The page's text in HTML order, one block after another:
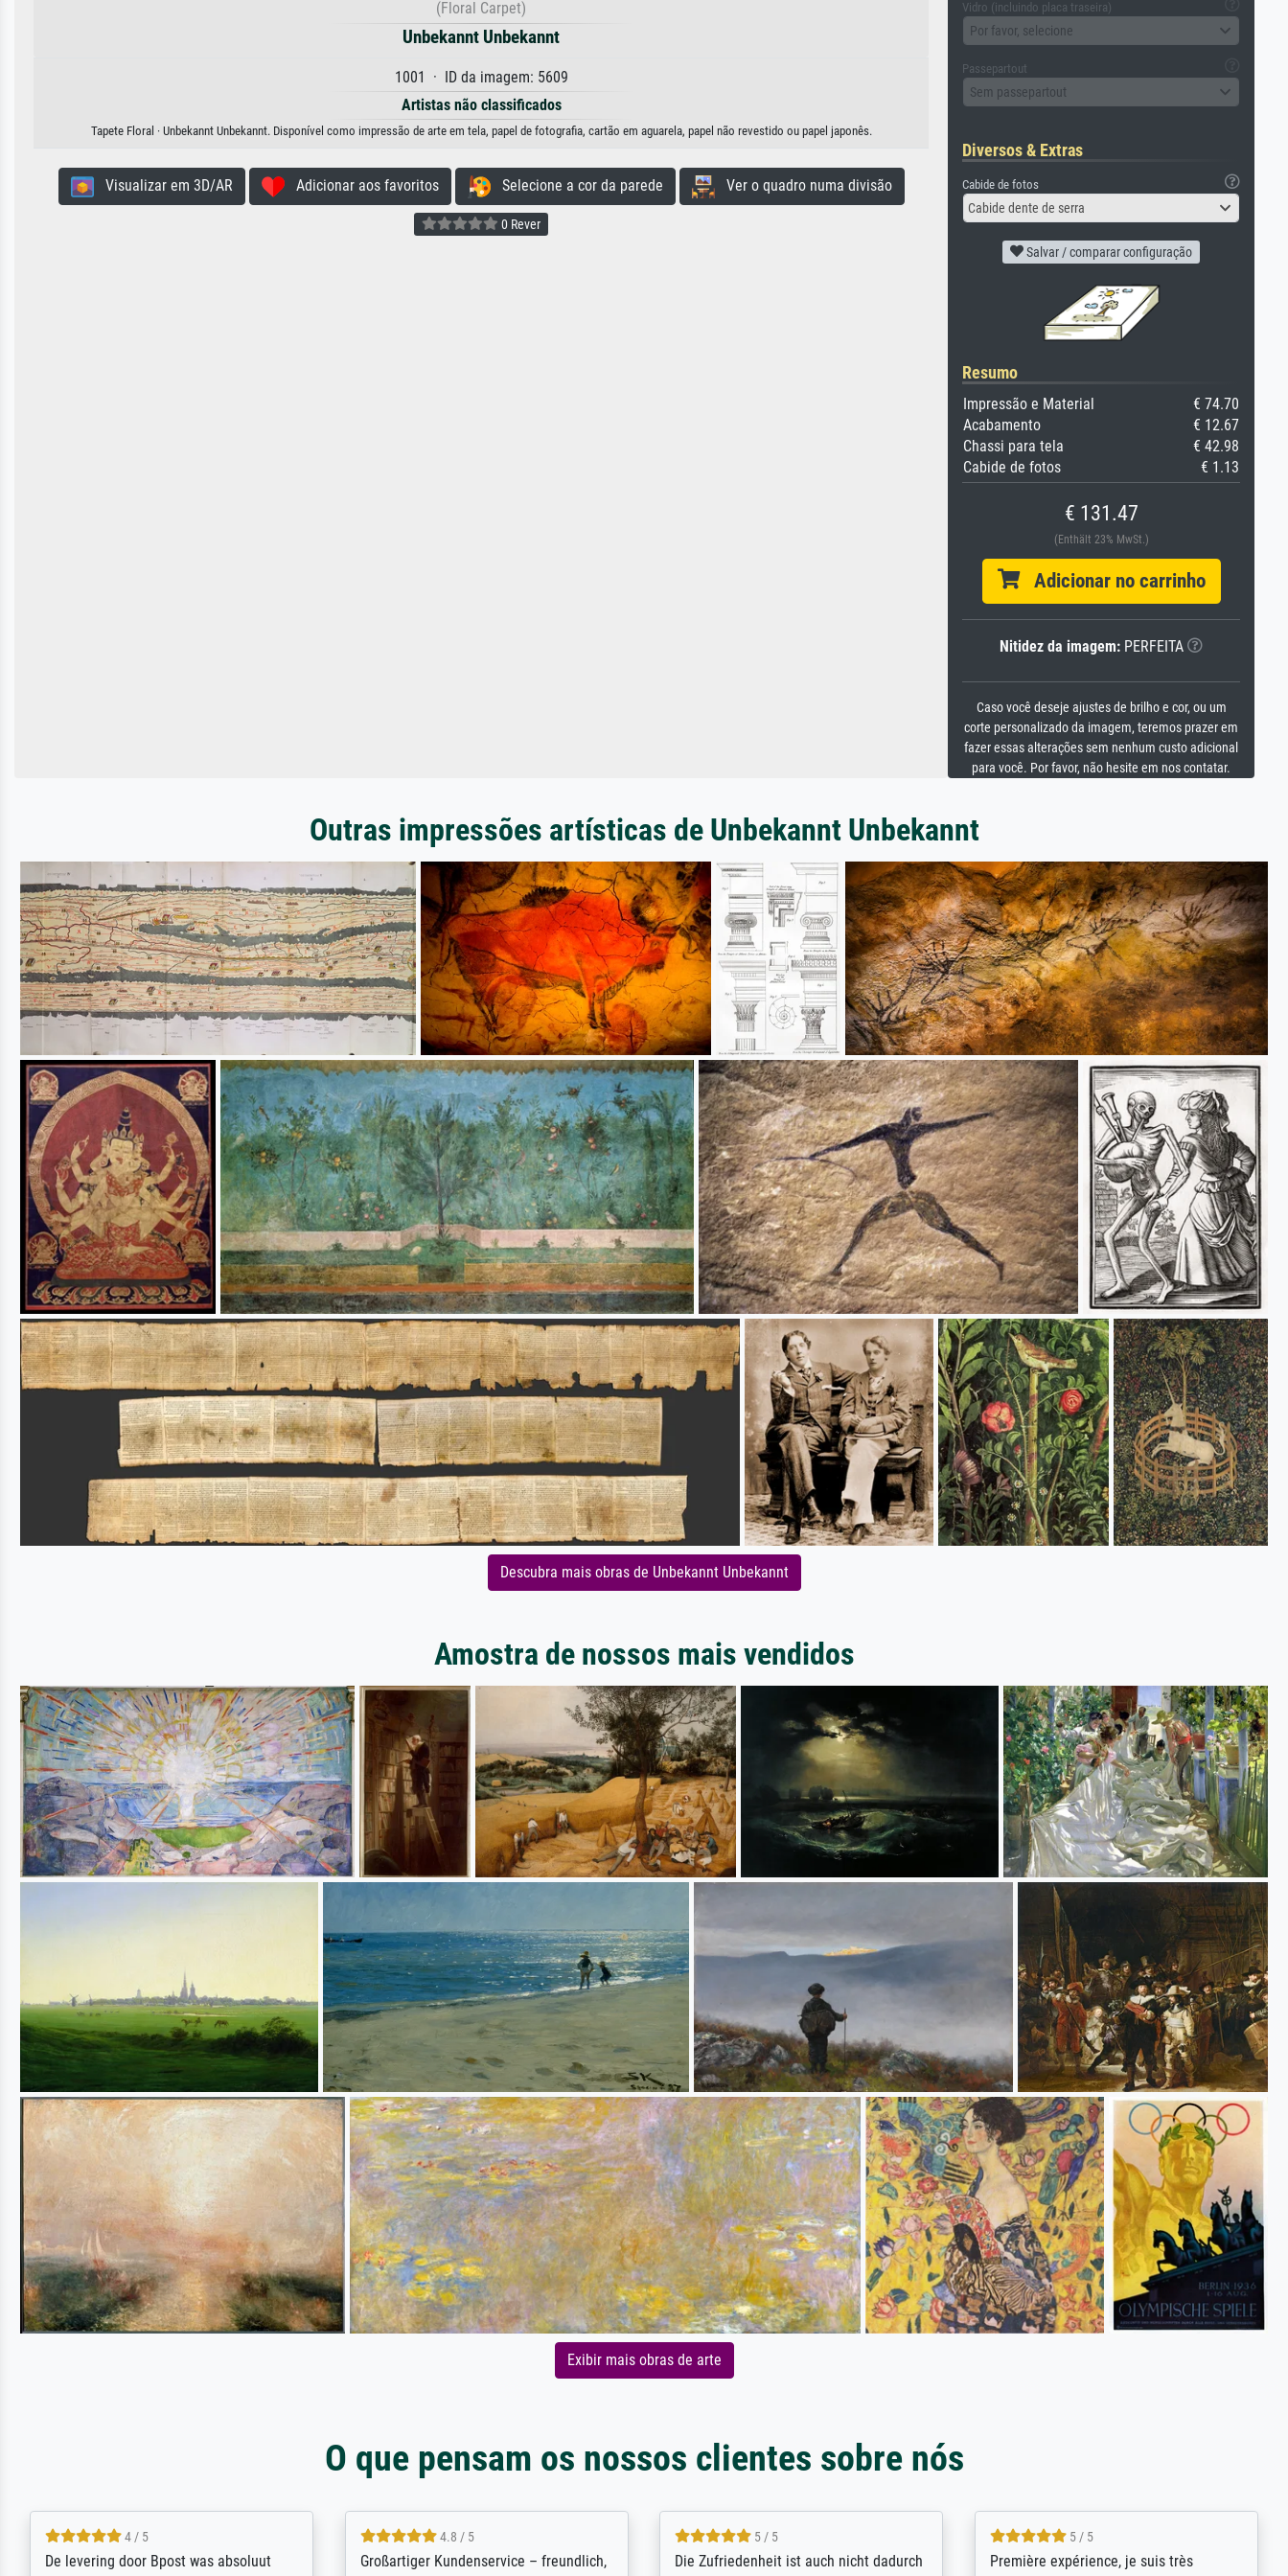
(Floral Carpet)
Unbekannt Unbekannt
1001 · ID da imagem: 5609
Artistas não classificados
Tapete Floral · Unbekannt Unbekannt. Disponível como impressão de arte em tela, papel de fotografia, cartão em aguarela, papel não revestido ou papel japonês.
Visualizar em 3D/AR Adicionar aos favoritos Selecione a cor da parede Ver o quadro numa divisão
0 Rever
Vidro (incluindo placa traseira)
Por favor, selecione
Passepartout
Sem passepartout
Diversos & Extras
Cabide de fotos
Cabide dente de serra
Salvar / comparar configuração
Resumo
Impressão e Material
€ 74.70
Acabamento
€ 12.67
Chassi para tela
€ 42.98
Cabide de fotos
€ 1.13
€ 131.47
(Enthält 23% MwSt.)
Adicionar no carrinho
Nitidez da imagem: PERFEITA
Caso você deseje ajustes de brilho e cor, ou um
corte personalizado da imagem, teremos prazer em
fazer essas alterações sem nenhum custo adicional
para você. Por favor, não hesite em nos contatar.
Outras impressões artísticas de Unbekannt Unbekannt
Descubra mais obras de Unbekannt Unbekannt
Amostra de nossos mais vendidos
Exibir mais obras de arte
O que pensam os nossos clientes sobre nós
5 / 5
Sehr gute Qualität des Leinwanddrucks
5 / 5
Für ein Erinnerungsbuch mit der
4.8 / 5
Hervorragende Qualität. Man kann sich
4.8 / 5
Qualité absolument irréprochable.